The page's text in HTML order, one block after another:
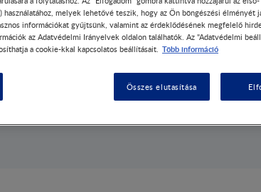
vitaminokkal és ásványi anyagokkal. UHT
finom, tápláló, gyors és praktikus
(200 ml) kakaós Pizsama Hami
*a vonatkozó jogszabályoknak megfelelően
Olvass tovább
használatához, melyek lehetővé teszik, hogy az Ön böngészési élményét
információkat gyűjtsünk, valamint az érdeklődésének megfelelő
az Adatvédelmi Irányelvek oldalon találhatók. Az "Adatvédelmi
a cookie-kkal kapcsolatos beállításait. Több információ
Összes elutasítása